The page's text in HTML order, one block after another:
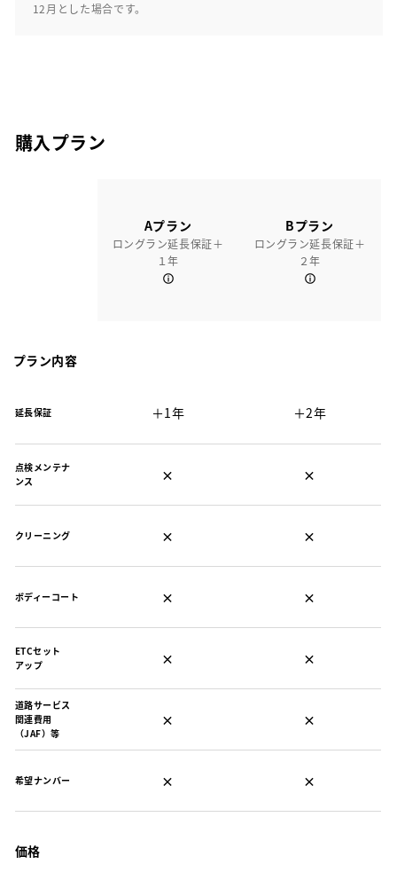
12月とした場合です。
購入プラン
Aプラン
ロングラン延長保証＋
１年
Bプラン
ロングラン延長保証＋
２年
プラン内容
延長保証 ＋1年 ＋2年
点検メンテナ
ンス
× ×
クリーニング × ×
ボディーコート × ×
ETCセット
アップ
× ×
道路サービス
関連費用
（JAF）等
× ×
希望ナンバー × ×
価格